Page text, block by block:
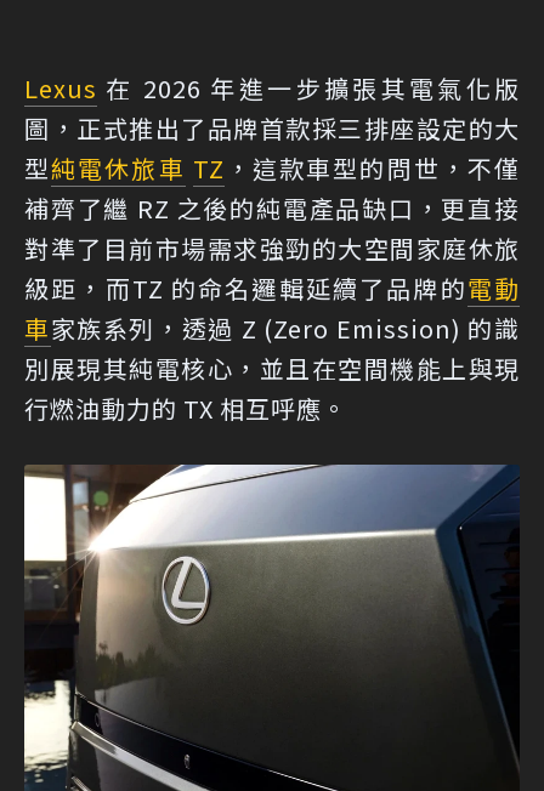
Lexus 在 2026 年進一步擴張其電氣化版
圖，正式推出了品牌首款採三排座設定的大
型純電休旅車 TZ ，這款車型的問世，不僅
補齊了繼 RZ 之後的純電產品缺口，更直接
對準了目前市場需求強勁的大空間家庭休旅
級距，而TZ 的命名邏輯延續了品牌的電動
車家族系列，透過 Z (Zero Emission) 的識
別展現其純電核心，並且在空間機能上與現
行燃油動力的 TX 相互呼應。